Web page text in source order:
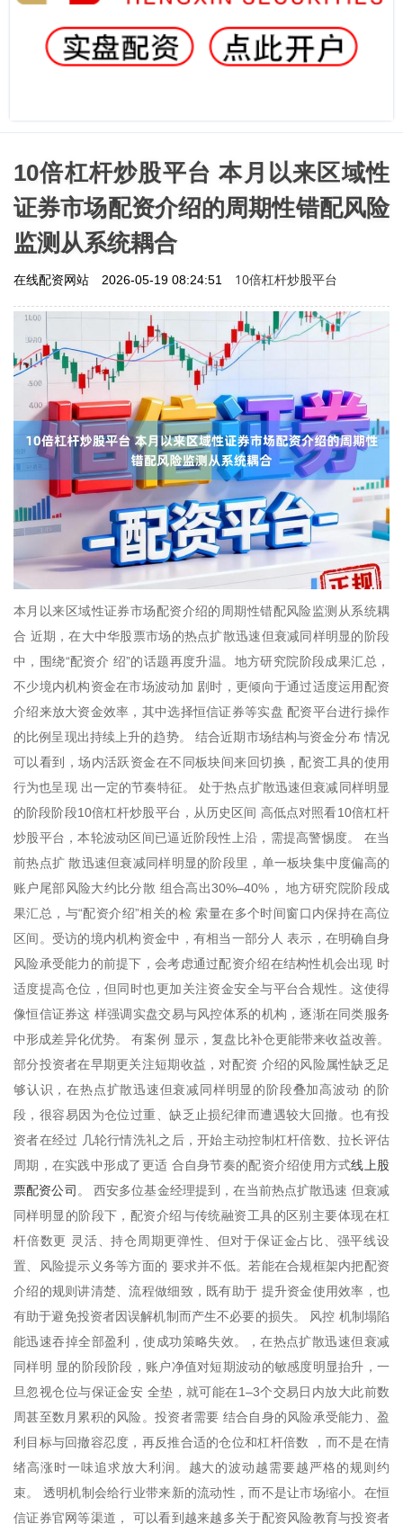
10倍杠杆炒股平台 本月以来区域性
证券市场配资介绍的周期性错配风险
监测从系统耦合
在线配资网站 2026-05-19 08:24:51 10倍杠杆炒股平台
本月以来区域性证券市场配资介绍的周期性错配风险监测从系统耦
合 近期，在大中华股票市场的热点扩散迅速但衰减同样明显的阶段
中，围绕“配资介 绍”的话题再度升温。地方研究院阶段成果汇总，
不少境内机构资金在市场波动加 剧时，更倾向于通过适度运用配资
介绍来放大资金效率，其中选择恒信证券等实盘 配资平台进行操作
的比例呈现出持续上升的趋势。 结合近期市场结构与资金分布 情况
可以看到，场内活跃资金在不同板块间来回切换，配资工具的使用
行为也呈现 出一定的节奏特征。 处于热点扩散迅速但衰减同样明显
的阶段阶段10倍杠杆炒股平台，从历史区间 高低点对照看10倍杠杆
炒股平台，本轮波动区间已逼近阶段性上沿，需提高警惕度。 在当
前热点扩 散迅速但衰减同样明显的阶段里，单一板块集中度偏高的
账户尾部风险大约比分散 组合高出30%–40%， 地方研究院阶段成
果汇总，与“配资介绍”相关的检 索量在多个时间窗口内保持在高位
区间。受访的境内机构资金中，有相当一部分人 表示，在明确自身
风险承受能力的前提下，会考虑通过配资介绍在结构性机会出现 时
适度提高仓位，但同时也更加关注资金安全与平台合规性。这使得
像恒信证券这 样强调实盘交易与风控体系的机构，逐渐在同类服务
中形成差异化优势。 有案例 显示，复盘比补仓更能带来收益改善。
部分投资者在早期更关注短期收益，对配资 介绍的风险属性缺乏足
够认识，在热点扩散迅速但衰减同样明显的阶段叠加高波动 的阶
段，很容易因为仓位过重、缺乏止损纪律而遭遇较大回撤。也有投
资者在经过 几轮行情洗礼之后，开始主动控制杠杆倍数、拉长评估
周期，在实践中形成了更适 合自身节奏的配资介绍使用方式线上股
票配资公司。 西安多位基金经理提到，在当前热点扩散迅速 但衰减
同样明显的阶段下，配资介绍与传统融资工具的区别主要体现在杠
杆倍数更 灵活、持仓周期更弹性、但对于保证金占比、强平线设
置、风险提示义务等方面的 要求并不低。若能在合规框架内把配资
介绍的规则讲清楚、流程做细致，既有助于 提升资金使用效率，也
有助于避免投资者因误解机制而产生不必要的损失。 风控 机制塌陷
能迅速吞掉全部盈利，使成功策略失效。，在热点扩散迅速但衰减
同样明 显的阶段阶段，账户净值对短期波动的敏感度明显抬升，一
旦忽视仓位与保证金安 全垫，就可能在1–3个交易日内放大此前数
周甚至数月累积的风险。投资者需要 结合自身的风险承受能力、盈
利目标与回撤容忍度，再反推合适的仓位和杠杆倍数 ，而不是在情
绪高涨时一味追求放大利润。越大的波动越需要越严格的规则约
束。 透明机制会给行业带来新的流动性，而不是让市场缩小。在恒
信证券官网等渠道， 可以看到越来越多关于配资风险教育与投资者